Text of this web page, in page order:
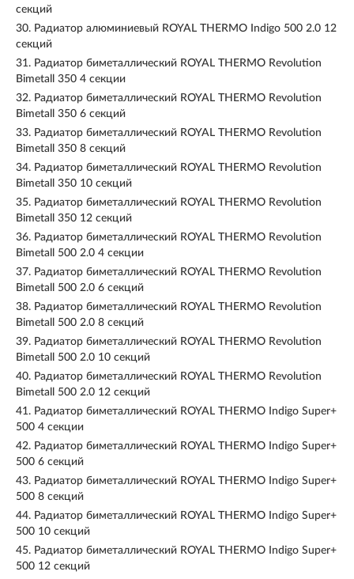
секций
30. Радиатор алюминиевый ROYAL THERMO Indigo 500 2.0 12
секций
31. Радиатор биметаллический ROYAL THERMO Revolution
Bimetall 350 4 секции
32. Радиатор биметаллический ROYAL THERMO Revolution
Bimetall 350 6 секций
33. Радиатор биметаллический ROYAL THERMO Revolution
Bimetall 350 8 секций
34. Радиатор биметаллический ROYAL THERMO Revolution
Bimetall 350 10 секций
35. Радиатор биметаллический ROYAL THERMO Revolution
Bimetall 350 12 секций
36. Радиатор биметаллический ROYAL THERMO Revolution
Bimetall 500 2.0 4 секции
37. Радиатор биметаллический ROYAL THERMO Revolution
Bimetall 500 2.0 6 секций
38. Радиатор биметаллический ROYAL THERMO Revolution
Bimetall 500 2.0 8 секций
39. Радиатор биметаллический ROYAL THERMO Revolution
Bimetall 500 2.0 10 секций
40. Радиатор биметаллический ROYAL THERMO Revolution
Bimetall 500 2.0 12 секций
41. Радиатор биметаллический ROYAL THERMO Indigo Super+
500 4 секции
42. Радиатор биметаллический ROYAL THERMO Indigo Super+
500 6 секций
43. Радиатор биметаллический ROYAL THERMO Indigo Super+
500 8 секций
44. Радиатор биметаллический ROYAL THERMO Indigo Super+
500 10 секций
45. Радиатор биметаллический ROYAL THERMO Indigo Super+
500 12 секций